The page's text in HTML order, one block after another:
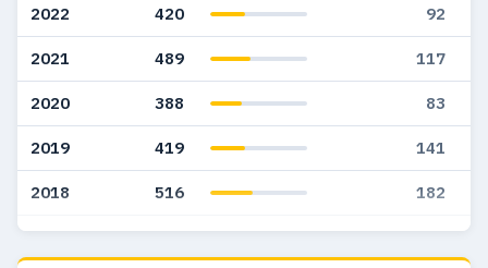
2022 420 92
2021 489 117
2020 388 83
2019 419 141
2018 516 182
2017 441 150